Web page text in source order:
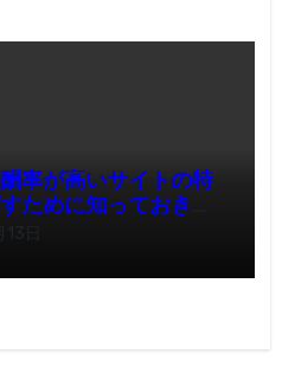
率が高いサイトの特
ために知っておきた
日